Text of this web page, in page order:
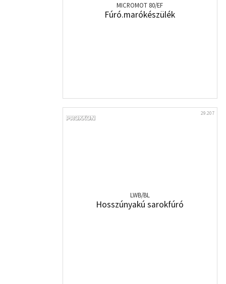
MICROMOT 80/EF
Fúró.marókészülék
29.207
LWB/BL
Hosszúnyakú sarokfúró